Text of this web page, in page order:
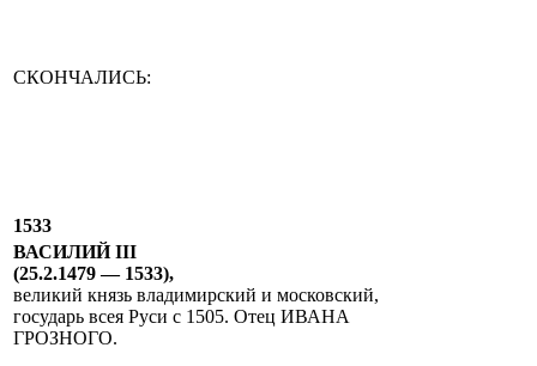
СКОНЧАЛИСЬ:
1533
ВАСИЛИЙ III
(25.2.1479 — 1533),
великий князь владимирский и московский,
государь всея Руси с 1505. Отец ИВАНА
ГРОЗНОГО.